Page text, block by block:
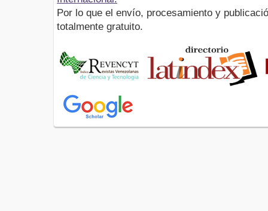
Por lo que el envío, procesamiento y
totalmente gratuito.